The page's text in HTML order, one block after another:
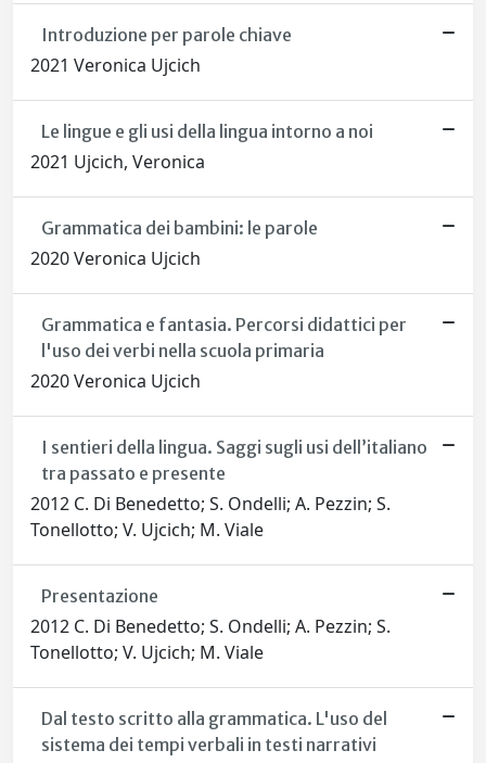
Introduzione per parole chiave
2021 Veronica Ujcich
Le lingue e gli usi della lingua intorno a noi
2021 Ujcich, Veronica
Grammatica dei bambini: le parole
2020 Veronica Ujcich
Grammatica e fantasia. Percorsi didattici per
l'uso dei verbi nella scuola primaria
2020 Veronica Ujcich
I sentieri della lingua. Saggi sugli usi dell’italiano
tra passato e presente
2012 C. Di Benedetto; S. Ondelli; A. Pezzin; S.
Tonellotto; V. Ujcich; M. Viale
Presentazione
2012 C. Di Benedetto; S. Ondelli; A. Pezzin; S.
Tonellotto; V. Ujcich; M. Viale
Dal testo scritto alla grammatica. L'uso del
sistema dei tempi verbali in testi narrativi